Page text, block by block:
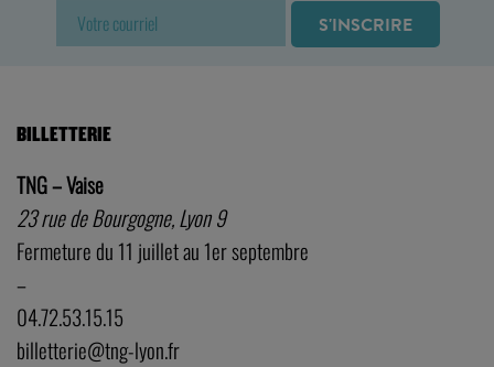
BILLETTERIE
TNG – Vaise
23 rue de Bourgogne, Lyon 9
Fermeture du 11 juillet au 1er septembre
–
04.72.53.15.15
billetterie@tng-lyon.fr